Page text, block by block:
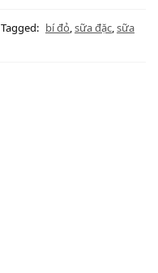
Tagged: bí đỏ,sữa đặc,sữa